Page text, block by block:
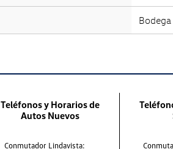
Bodega
Teléfonos y Horarios de
Autos Nuevos
Conmutador Lindavista: